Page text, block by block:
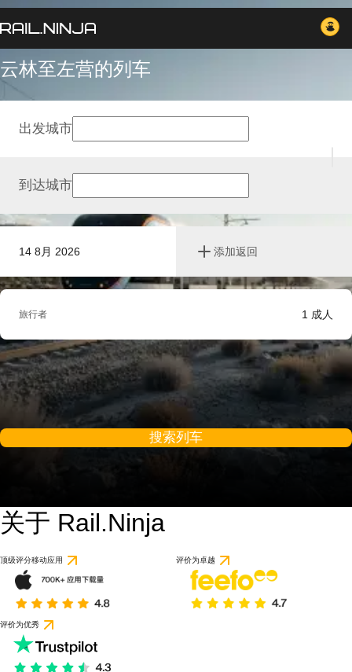
云林至左营的列车
14 8月 2026 添加返回
出发城市
到达城市
旅行者 1 成人
搜索列车
关于 Rail.Ninja
顶级评分移动应用 评价为卓越
评价为优秀